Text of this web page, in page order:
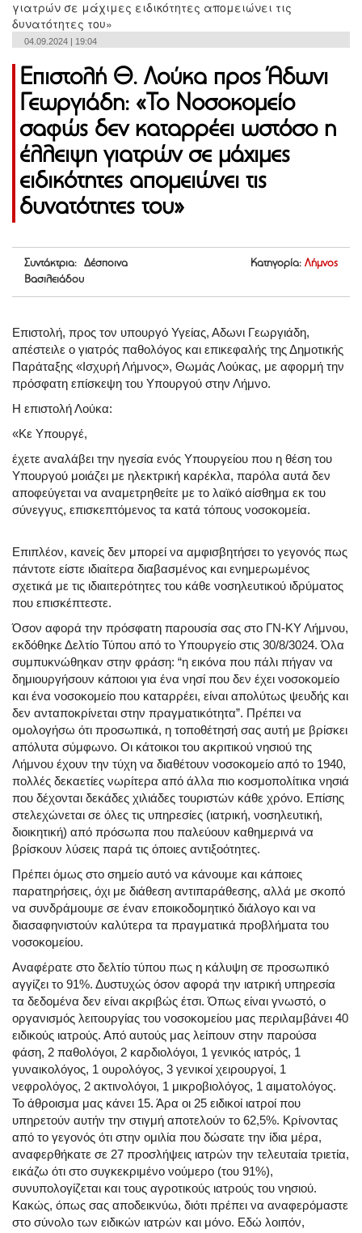
04.09.2024 | 19:04
Επιστολή Θ. Λούκα προς Άδωνι
Γεωργιάδη: «Το Νοσοκομείο
σαφώς δεν καταρρέει ωστόσο η
έλλειψη γιατρών σε μάχιμες
ειδικότητες απομειώνει τις
δυνατότητες του»
Συντάκτρια: Δέσποινα
Βασιλειάδου
Κατηγορία: Λήμνος
Επιστολή, προς τον υπουργό Υγείας, Αδωνι Γεωργιάδη,
απέστειλε ο γιατρός παθολόγος και επικεφαλής της Δημοτικής
Παράταξης «Ισχυρή Λήμνος», Θωμάς Λούκας, με αφορμή την
πρόσφατη επίσκεψη του Υπουργού στην Λήμνο.
Η επιστολή Λούκα:
«Κε Υπουργέ,
έχετε αναλάβει την ηγεσία ενός Υπουργείου που η θέση του
Υπουργού μοιάζει με ηλεκτρική καρέκλα, παρόλα αυτά δεν
αποφεύγεται να αναμετρηθείτε με το λαϊκό αίσθημα εκ του
σύνεγγυς, επισκεπτόμενος τα κατά τόπους νοσοκομεία.
Επιπλέον, κανείς δεν μπορεί να αμφισβητήσει το γεγονός πως
πάντοτε είστε ιδιαίτερα διαβασμένος και ενημερωμένος
σχετικά με τις ιδιαιτερότητες του κάθε νοσηλευτικού ιδρύματος
που επισκέπτεστε.
Όσον αφορά την πρόσφατη παρουσία σας στο ΓΝ-ΚΥ Λήμνου,
εκδόθηκε Δελτίο Τύπου από το Υπουργείο στις 30/8/3024. Όλα
συμπυκνώθηκαν στην φράση: “η εικόνα που πάλι πήγαν να
δημιουργήσουν κάποιοι για ένα νησί που δεν έχει νοσοκομείο
και ένα νοσοκομείο που καταρρέει, είναι απολύτως ψευδής και
δεν ανταποκρίνεται στην πραγματικότητα”. Πρέπει να
ομολογήσω ότι προσωπικά, η τοποθέτησή σας αυτή με βρίσκει
απόλυτα σύμφωνο. Οι κάτοικοι του ακριτικού νησιού της
Λήμνου έχουν την τύχη να διαθέτουν νοσοκομείο από το 1940,
πολλές δεκαετίες νωρίτερα από άλλα πιο κοσμοπολίτικα νησιά
που δέχονται δεκάδες χιλιάδες τουριστών κάθε χρόνο. Επίσης
στελεχώνεται σε όλες τις υπηρεσίες (ιατρική, νοσηλευτική,
διοικητική) από πρόσωπα που παλεύουν καθημερινά να
βρίσκουν λύσεις παρά τις όποιες αντιξοότητες.
Πρέπει όμως στο σημείο αυτό να κάνουμε και κάποιες
παρατηρήσεις, όχι με διάθεση αντιπαράθεσης, αλλά με σκοπό
να συνδράμουμε σε έναν εποικοδομητικό διάλογο και να
διασαφηνιστούν καλύτερα τα πραγματικά προβλήματα του
νοσοκομείου.
Αναφέρατε στο δελτίο τύπου πως η κάλυψη σε προσωπικό
αγγίζει το 91%. Δυστυχώς όσον αφορά την ιατρική υπηρεσία
τα δεδομένα δεν είναι ακριβώς έτσι. Όπως είναι γνωστό, ο
οργανισμός λειτουργίας του νοσοκομείου μας περιλαμβάνει 40
ειδικούς ιατρούς. Από αυτούς μας λείπουν στην παρούσα
φάση, 2 παθολόγοι, 2 καρδιολόγοι, 1 γενικός ιατρός, 1
γυναικολόγος, 1 ουρολόγος, 3 γενικοί χειρουργοί, 1
νεφρολόγος, 2 ακτινολόγοι, 1 μικροβιολόγος, 1 αιματολόγος.
Το άθροισμα μας κάνει 15. Άρα οι 25 ειδικοί ιατροί που
υπηρετούν αυτήν την στιγμή αποτελούν το 62,5%. Κρίνοντας
από το γεγονός ότι στην ομιλία που δώσατε την ίδια μέρα,
αναφερθήκατε σε 27 προσλήψεις ιατρών την τελευταία τριετία,
εικάζω ότι στο συγκεκριμένο νούμερο (του 91%),
συνυπολογίζεται και τους αγροτικούς ιατρούς του νησιού.
Κακώς, όπως σας αποδεικνύω, διότι πρέπει να αναφερόμαστε
στο σύνολο των ειδικών ιατρών και μόνο. Εδώ λοιπόν,